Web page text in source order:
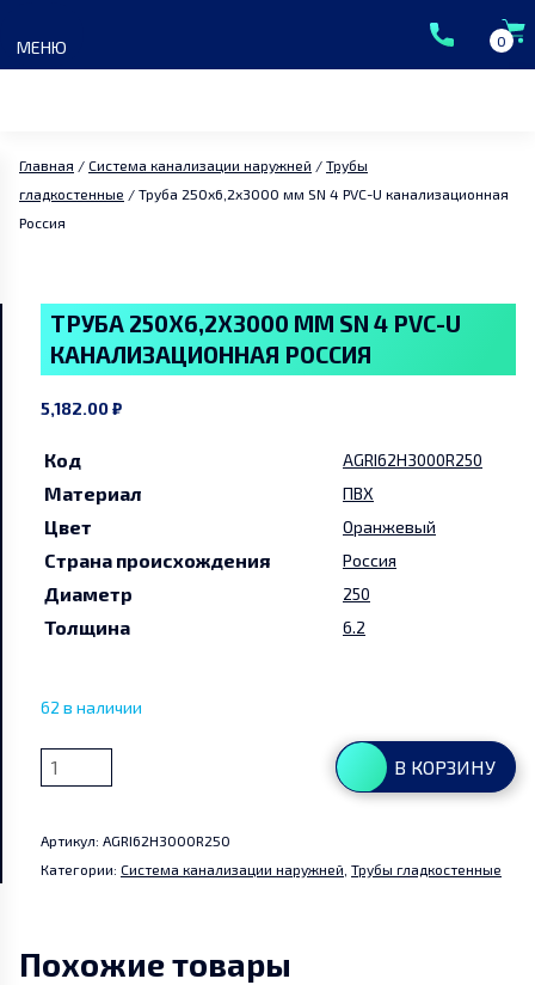
content
0
МЕНЮ
Каталог
ГК Сантермо
Контакты
Мой аккаунт
Главная / Система канализации наружней / Трубы
гладкостенные / Труба 250х6,2х3000 мм SN 4 PVC-U канализационная
Россия
ТРУБА 250Х6,2Х3000 ММ SN 4 PVC-U
КАНАЛИЗАЦИОННАЯ РОССИЯ
5,182.00₽
Код AGRI62H3000R250
Материал ПВХ
Цвет Оранжевый
Страна происхождения Россия
Диаметр 250
Толщина 6.2
62 в наличии
Количество
товара
250х6,2х3000
мм
PVC-
В КОРЗИНУ
Артикул: AGRI62H3000R250
Категории: Система канализации наружней Трубы гладкостенные
Похожие товары